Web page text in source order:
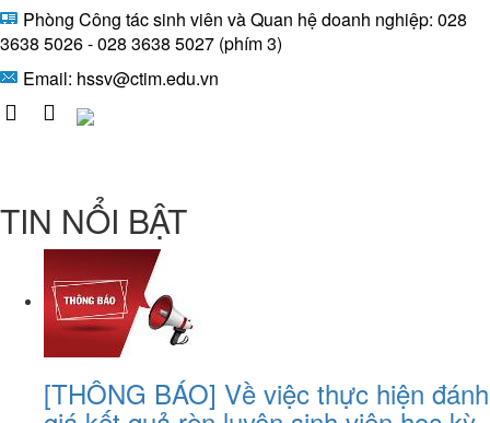
Phòng Công tác sinh viên và Quan hệ doanh nghiệp: 028
3638 5026 - 028 3638 5027 (phím 3)
Email: hssv@ctim.edu.vn
TIN NỔI BẬT
[THÔNG BÁO] Về việc thực hiện đánh